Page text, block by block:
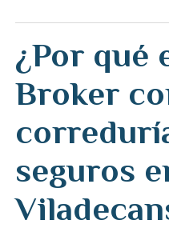
¿Por qué
Broker
seguros